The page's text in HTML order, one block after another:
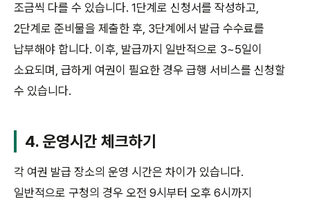
조금씩 다를 수 있습니다. 1단계로 신청서를 작성하고,
2단계로 준비물을 제출한 후, 3단계에서 발급 수수료를
납부해야 합니다. 이후, 발급까지 일반적으로 3~5일이
소요되며, 급하게 여권이 필요한 경우 급행 서비스를 신청할
수 있습니다.
4. 운영시간 체크하기
각 여권 발급 장소의 운영 시간은 차이가 있습니다.
일반적으로 구청의 경우 오전 9시부터 오후 6시까지